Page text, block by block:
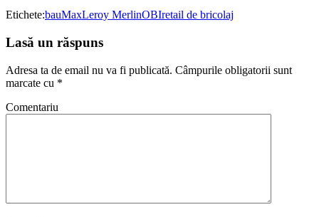
Etichete:bauMaxLeroy MerlinOBIretail de bricolaj
Lasă un răspuns
Adresa ta de email nu va fi publicată. Câmpurile obligatorii sunt
marcate cu *
Comentariu